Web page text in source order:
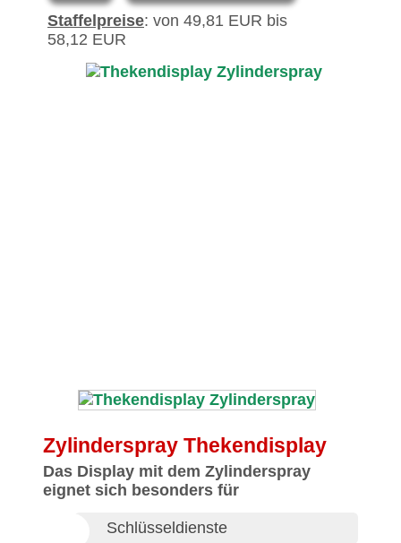
Staffelpreise: von 49,81 EUR bis
58,12 EUR
Zylinderspray Thekendisplay
Das Display mit dem Zylinderspray
eignet sich besonders für
Schlüsseldienste